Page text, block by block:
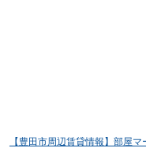
【豊田市周辺賃貸情報】部屋